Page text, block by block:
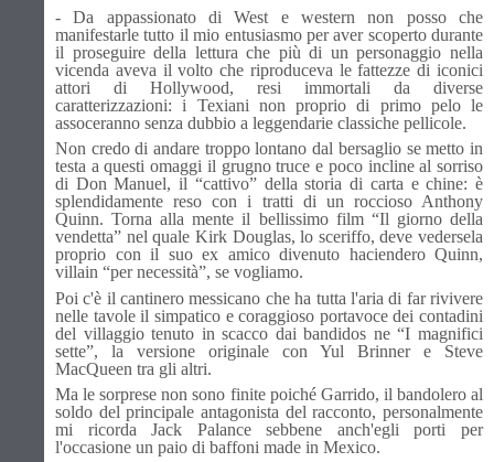
- Da appassionato di West e western non posso che
manifestarle tutto il mio entusiasmo per aver scoperto durante
il proseguire della lettura che più di un personaggio nella
vicenda aveva il volto che riproduceva le fattezze di iconici
attori di Hollywood, resi immortali da diverse
caratterizzazioni: i Texiani non proprio di primo pelo le
assoceranno senza dubbio a leggendarie classiche pellicole.
Non credo di andare troppo lontano dal bersaglio se metto in
testa a questi omaggi il grugno truce e poco incline al sorriso
di Don Manuel, il “cattivo” della storia di carta e chine: è
splendidamente reso con i tratti di un roccioso Anthony
Quinn. Torna alla mente il bellissimo film “Il giorno della
vendetta” nel quale Kirk Douglas, lo sceriffo, deve vedersela
proprio con il suo ex amico divenuto haciendero Quinn,
villain “per necessità”, se vogliamo.
Poi c'è il cantinero messicano che ha tutta l'aria di far rivivere
nelle tavole il simpatico e coraggioso portavoce dei contadini
del villaggio tenuto in scacco dai bandidos ne “I magnifici
sette”, la versione originale con Yul Brinner e Steve
MacQueen tra gli altri.
Ma le sorprese non sono finite poiché Garrido, il bandolero al
soldo del principale antagonista del racconto, personalmente
mi ricorda Jack Palance sebbene anch'egli porti per
l'occasione un paio di baffoni made in Mexico.